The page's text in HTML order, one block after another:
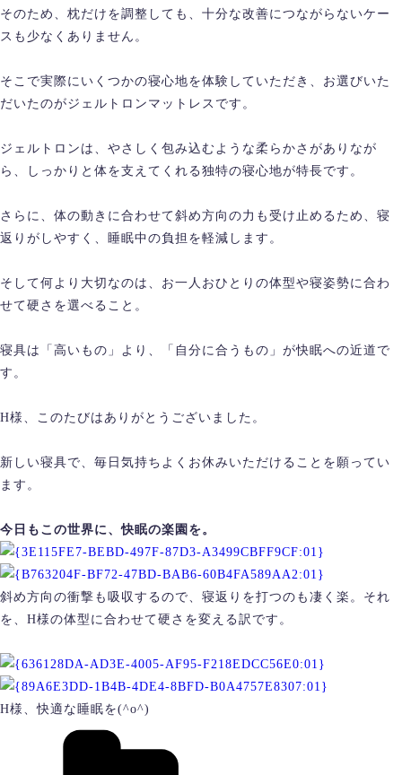
そのため、枕だけを調整しても、十分な改善につながらないケー
スも少なくありません。
そこで実際にいくつかの寝心地を体験していただき、お選びいた
だいたのがジェルトロンマットレスです。
ジェルトロンは、やさしく包み込むような柔らかさがありなが
ら、しっかりと体を支えてくれる独特の寝心地が特長です。
さらに、体の動きに合わせて斜め方向の力も受け止めるため、寝
返りがしやすく、睡眠中の負担を軽減します。
そして何より大切なのは、お一人おひとりの体型や寝姿勢に合わ
せて硬さを選べること。
寝具は「高いもの」より、「自分に合うもの」が快眠への近道で
す。
H様、このたびはありがとうございました。
新しい寝具で、毎日気持ちよくお休みいただけることを願ってい
ます。
今日もこの世界に、快眠の楽園を。
斜め方向の衝撃も吸収するので、寝返りを打つのも凄く楽。それ
を、H様の体型に合わせて硬さを変える訳です。
H様、快適な睡眠を(^o^)